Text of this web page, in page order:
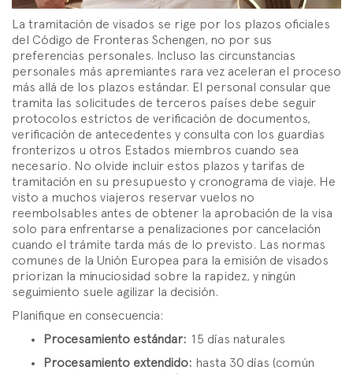
La tramitación de visados se rige por los plazos oficiales
del Código de Fronteras Schengen, no por sus
preferencias personales. Incluso las circunstancias
personales más apremiantes rara vez aceleran el proceso
más allá de los plazos estándar. El personal consular que
tramita las solicitudes de terceros países debe seguir
protocolos estrictos de verificación de documentos,
verificación de antecedentes y consulta con los guardias
fronterizos u otros Estados miembros cuando sea
necesario. No olvide incluir estos plazos y tarifas de
tramitación en su presupuesto y cronograma de viaje. He
visto a muchos viajeros reservar vuelos no
reembolsables antes de obtener la aprobación de la visa
solo para enfrentarse a penalizaciones por cancelación
cuando el trámite tarda más de lo previsto. Las normas
comunes de la Unión Europea para la emisión de visados
priorizan la minuciosidad sobre la rapidez, y ningún
seguimiento suele agilizar la decisión.
Planifique en consecuencia:
Procesamiento estándar: 15 días naturales
Procesamiento extendido: hasta 30 días (común